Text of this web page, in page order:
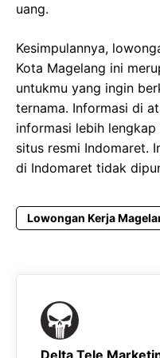
uang.
Kesimpulannya,
Kota Magelang ini
untukmu yang ingin
ternama. Informasi di
informasi lebih
situs resmi Indomaret.
di Indomaret tidak
Lowongan Kerja
Delta Tele